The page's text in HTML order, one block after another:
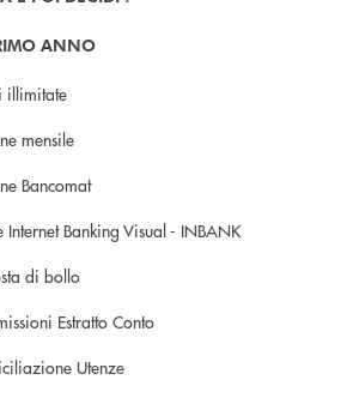
ANNO
illimitate
mensile
Bancomat
Internet Banking Visual - INBANK
di bollo
Estratto Conto
Utenze